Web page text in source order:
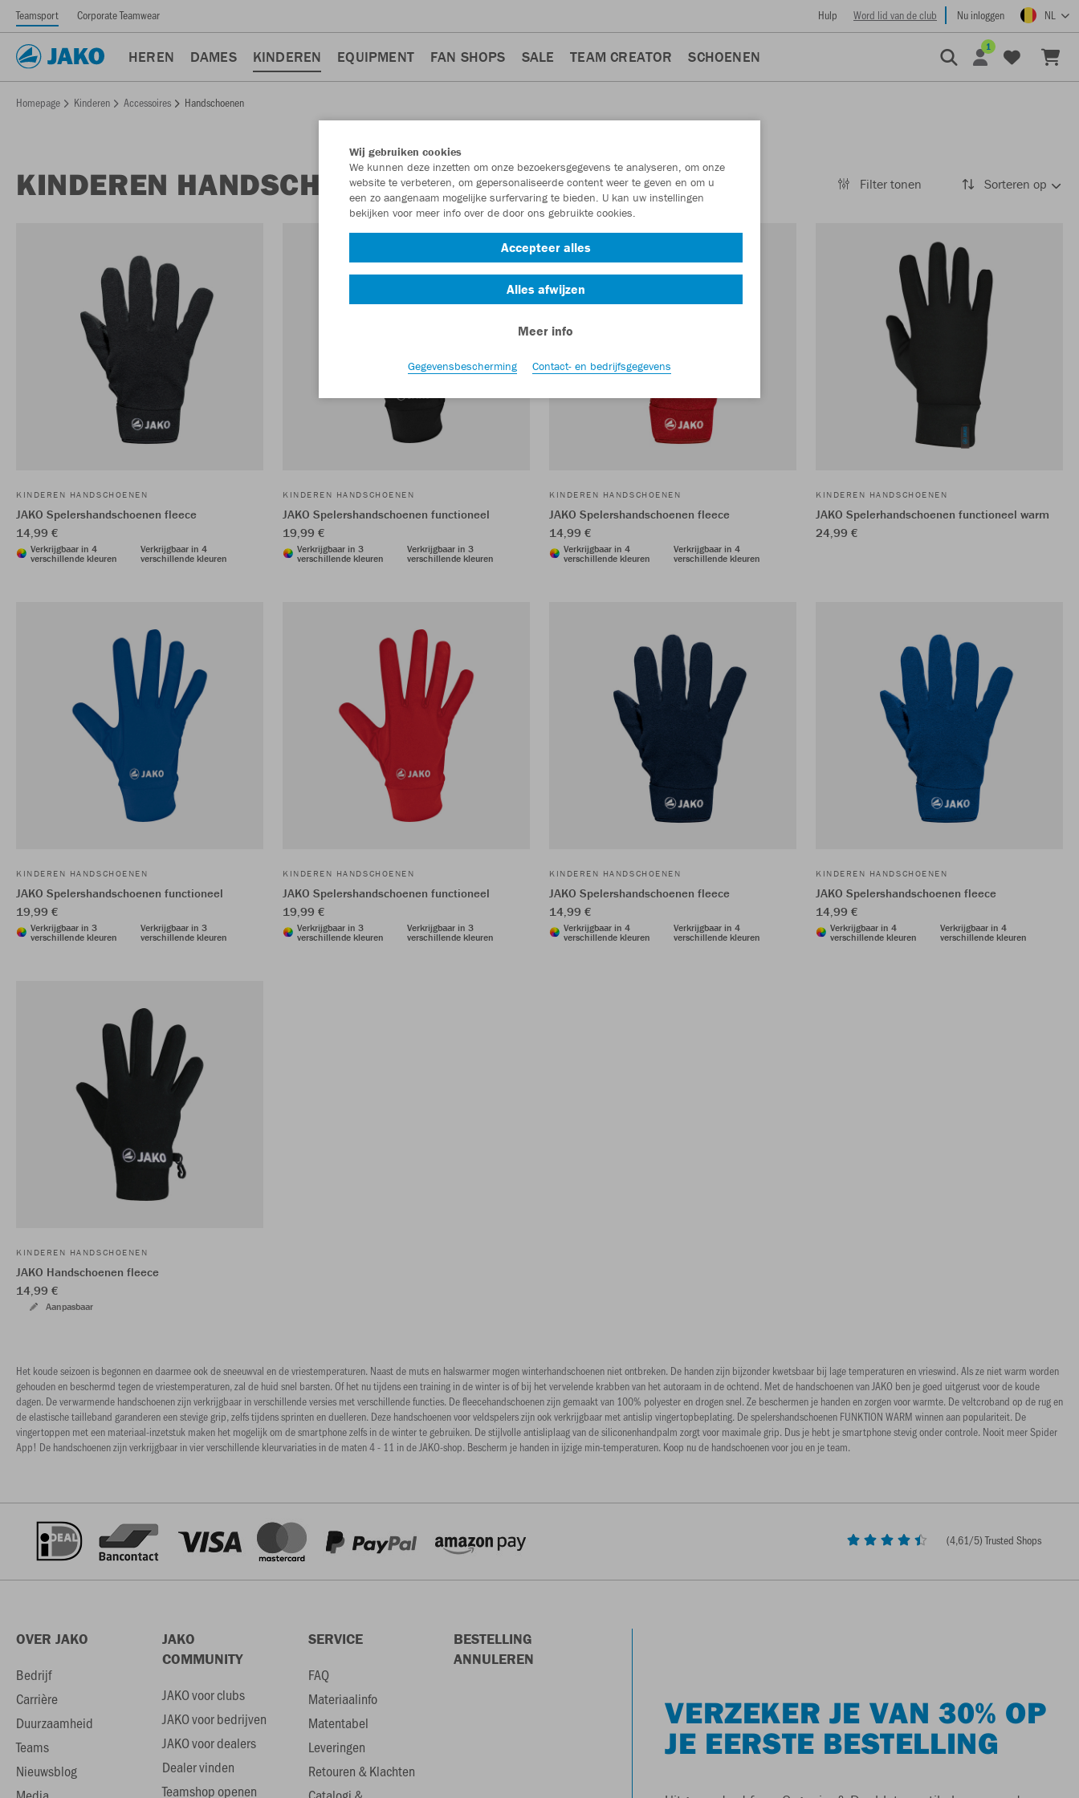
Teamsport Corporate Teamwear Hulp Word lid van de club Nu inloggen NL
HEREN DAMES KINDEREN EQUIPMENT FAN SHOPS SALE TEAM CREATOR SCHOENEN
1
Homepage Kinderen Accessoires Handschoenen
KINDEREN HANDSCHOENEN Filter tonen Sorteren op
KINDEREN HANDSCHOENEN
JAKO Spelershandschoenen fleece
14,99 €
Verkrijgbaar in 4
verschillende kleuren
Verkrijgbaar in 4
verschillende kleuren
KINDEREN HANDSCHOENEN
JAKO Spelershandschoenen functioneel
19,99 €
Verkrijgbaar in 3
verschillende kleuren
Verkrijgbaar in 3
verschillende kleuren
KINDEREN HANDSCHOENEN
JAKO Spelershandschoenen fleece
14,99 €
Verkrijgbaar in 4
verschillende kleuren
Verkrijgbaar in 4
verschillende kleuren
KINDEREN HANDSCHOENEN
JAKO Spelerhandschoenen functioneel warm
24,99 €
KINDEREN HANDSCHOENEN
JAKO Spelershandschoenen functioneel
19,99 €
Verkrijgbaar in 3
verschillende kleuren
Verkrijgbaar in 3
verschillende kleuren
KINDEREN HANDSCHOENEN
JAKO Spelershandschoenen functioneel
19,99 €
Verkrijgbaar in 3
verschillende kleuren
Verkrijgbaar in 3
verschillende kleuren
KINDEREN HANDSCHOENEN
JAKO Spelershandschoenen fleece
14,99 €
Verkrijgbaar in 4
verschillende kleuren
Verkrijgbaar in 4
verschillende kleuren
KINDEREN HANDSCHOENEN
JAKO Spelershandschoenen fleece
14,99 €
Verkrijgbaar in 4
verschillende kleuren
Verkrijgbaar in 4
verschillende kleuren
KINDEREN HANDSCHOENEN
JAKO Handschoenen fleece
14,99 €
Aanpasbaar
Het koude seizoen is begonnen en daarmee ook de sneeuwval en de vriestemperaturen. Naast de muts en halswarmer mogen winterhandschoenen niet ontbreken. De handen zijn bijzonder kwetsbaar bij lage temperaturen en vrieswind. Als ze niet warm worden
gehouden en beschermd tegen de vriestemperaturen, zal de huid snel barsten. Of het nu tijdens een training in de winter is of bij het vervelende krabben van het autoraam in de ochtend. Met de handschoenen van JAKO ben je goed uitgerust voor de koude
dagen. De verwarmende handschoenen zijn verkrijgbaar in verschillende versies met verschillende functies. De fleecehandschoenen zijn gemaakt van 100% polyester en drogen snel. Ze beschermen je handen en zorgen voor warmte. De veltcroband op de rug en
de elastische tailleband garanderen een stevige grip, zelfs tijdens sprinten en duelleren. Deze handschoenen voor veldspelers zijn ook verkrijgbaar met antislip vingertopbeplating. De spelershandschoenen FUNKTION WARM winnen aan populariteit. De
vingertoppen met een materiaal-inzetstuk maken het mogelijk om de smartphone zelfs in de winter te gebruiken. De stijlvolle antisliplaag van de siliconenhandpalm zorgt voor maximale grip. Dus je hebt je smartphone stevig onder controle. Nooit meer Spider
App! De handschoenen zijn verkrijgbaar in vier verschillende kleurvariaties in de maten 4 - 11 in de JAKO-shop. Bescherm je handen in ijzige min-temperaturen. Koop nu de handschoenen voor jou en je team.
(4,61/5) Trusted Shops
OVER JAKO
Bedrijf
Carrière
Duurzaamheid
Teams
Nieuwsblog
JAKO
COMMUNITY
JAKO voor clubs
JAKO voor bedrijven
JAKO voor dealers
Dealer vinden
Teamshop openen
SERVICE
FAQ
Materiaalinfo
Matentabel
Leveringen
Retouren & Klachten
BESTELLING
ANNULEREN
VERZEKER JE VAN 30% OP
JE EERSTE BESTELLING
Wij gebruiken cookies
We kunnen deze inzetten om onze bezoekersgegevens te analyseren, om onze
website te verbeteren, om gepersonaliseerde content weer te geven en om u
een zo aangenaam mogelijke surfervaring te bieden. U kan uw instellingen
bekijken voor meer info over de door ons gebruikte cookies.
Accepteer alles
Alles afwijzen
Meer info
Gegevensbescherming Contact- en bedrijfsgegevens